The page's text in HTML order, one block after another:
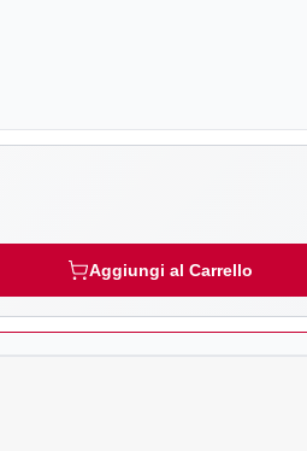
Aggiungi al Carrello